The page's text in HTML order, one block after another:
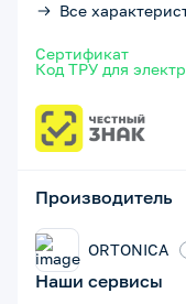
Все
Сертификат
Код ТРУ для
Производитель
ORTONICA
Наши сервисы